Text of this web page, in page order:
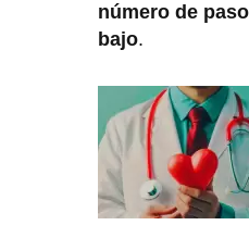
número de
bajo.